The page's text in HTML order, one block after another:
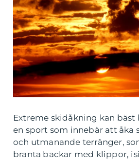
Extreme skidåkning kan bäst
en sport som innebär att åka
och utmanande terränger,
branta backar med klippor,